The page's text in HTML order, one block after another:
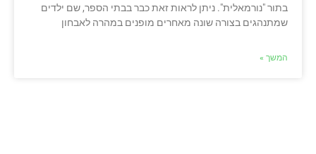
בתור "נורמאלית". ניתן לראות זאת כבר בבתי הספר, שם ילדים
שמתנהגים בצורה שונה מאחרים מופנים במהרה לאבחון
המשך »